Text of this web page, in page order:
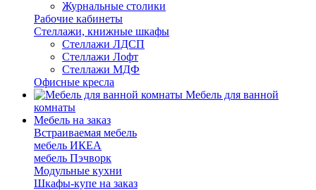
Журнальные столики
Рабочие кабинеты
Стеллажи, книжные шкафы
Стеллажи ЛДСП
Стеллажи Лофт
Стеллажи МДФ
Офисные кресла
Мебель для ванной
комнаты
Мебель на заказ
Встраиваемая мебель
мебель ИКЕА
мебель Пэчворк
Модульные кухни
Шкафы-купе на заказ